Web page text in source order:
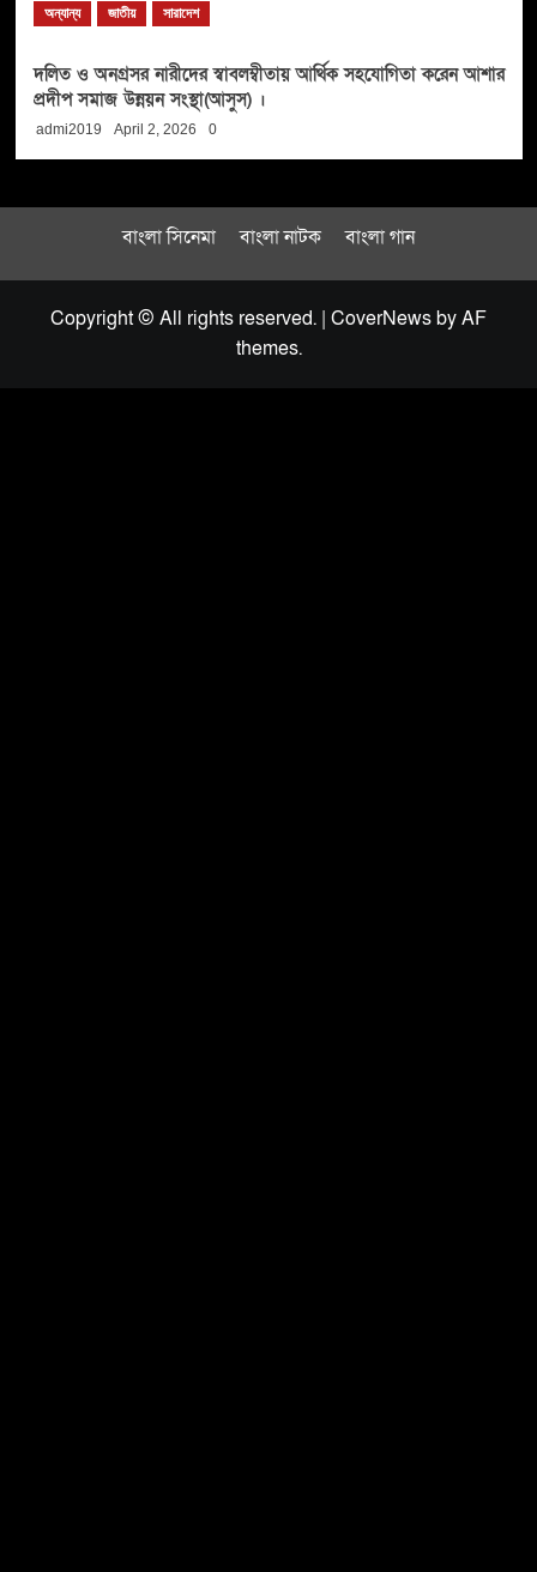
অন্যান্য জাতীয় সারাদেশ
দলিত ও অনগ্রসর নারীদের স্বাবলম্বীতায় আর্থিক সহযোগিতা করেন আশার
প্রদীপ সমাজ উন্নয়ন সংস্থা(আসুস) ।
admi2019 April 2, 2026 0
বাংলা সিনেমা বাংলা নাটক বাংলা গান
Copyright © All rights reserved. | CoverNewsby AF
themes.